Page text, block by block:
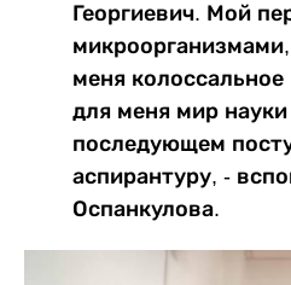
Георгиевич. Мой
меня
для меня мир
последующем
аспирантуру, -
Оспанкулова.